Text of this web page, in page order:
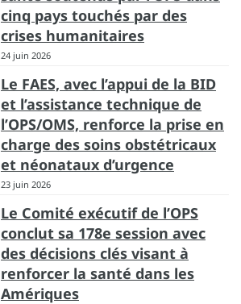
cinq pays touchés par des
crises humanitaires
24 juin 2026
Le FAES, avec l’appui de la BID
et l’assistance technique de
l’OPS/OMS, renforce la prise en
charge des soins obstétricaux
et néonataux d’urgence
23 juin 2026
Le Comité exécutif de l’OPS
conclut sa 178e session avec
des décisions clés visant à
renforcer la santé dans les
Amériques